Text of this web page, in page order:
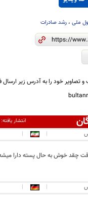
ملی، رشد صادرات
تصاویر خود را به آدرس زیر ارسال
انتشار
|
|
چقد خوش به حال پسته دارا
|
|